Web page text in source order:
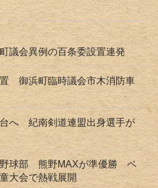
議会異例の百条委設置連発
御浜町臨時議会市木消防車
へ 紀南剣道連盟出身選手が
野球部 熊野MAXが準優勝 ベ
大会で熱戦展開